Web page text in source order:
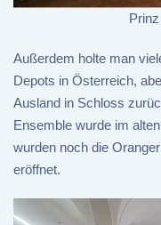
Außerdem holte man
Depots in Österreich,
Ausland in Schloss
Ensemble wurde im
wurden noch die
eröffnet.